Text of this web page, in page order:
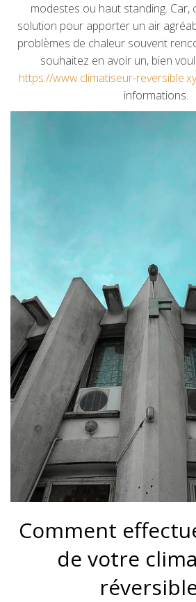
modestes ou haut standing. Car,
solution pour apporter un air
problèmes de chaleur souvent
souhaitez en avoir un, bien
https://www.climatiseur-
informations.
Comment
de votre